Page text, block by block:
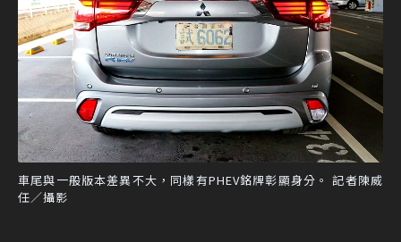
車尾與一般版本差異不大，同樣有PHEV銘牌彰顯身分。 記者陳威
任／攝影